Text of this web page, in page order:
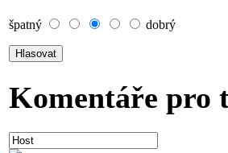
špatný dobrý
Komentáře pro